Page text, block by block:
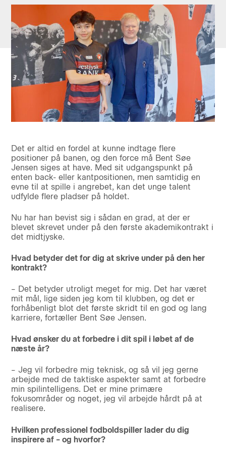
Det er altid en fordel at kunne indtage flere
positioner på banen, og den force må Bent Søe
Jensen siges at have. Med sit udgangspunkt på
enten back- eller kantpositionen, men samtidig en
evne til at spille i angrebet, kan det unge talent
udfylde flere pladser på holdet.
Nu har han bevist sig i sådan en grad, at der er
blevet skrevet under på den første akademikontrakt i
det midtjyske.
Hvad betyder det for dig at skrive under på den her
kontrakt?
– Det betyder utroligt meget for mig. Det har været
mit mål, lige siden jeg kom til klubben, og det er
forhåbenligt blot det første skridt til en god og lang
karriere, fortæller Bent Søe Jensen.
Hvad ønsker du at forbedre i dit spil i løbet af de
næste år?
– Jeg vil forbedre mig teknisk, og så vil jeg gerne
arbejde med de taktiske aspekter samt at forbedre
min spilintelligens. Det er mine primære
fokusområder og noget, jeg vil arbejde hårdt på at
realisere.
Hvilken professionel fodboldspiller lader du dig
inspirere af – og hvorfor?